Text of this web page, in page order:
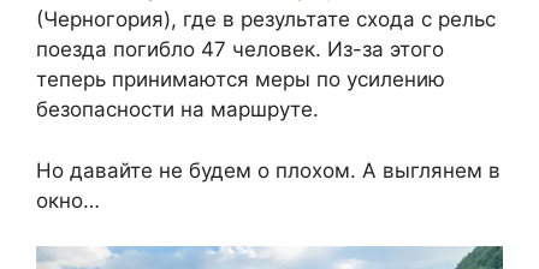
(Черногория), где в результате схода с рельс
поезда погибло 47 человек. Из-за этого
теперь принимаются меры по усилению
безопасности на маршруте.
Но давайте не будем о плохом. А выглянем в
окно…